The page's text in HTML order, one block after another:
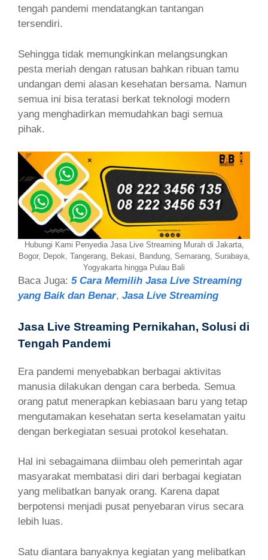
tengah pandemi mendatangkan tantangan
tersendiri.
Sehingga tidak memungkinkan melangsungkan
pesta meriah dengan ratusan bahkan ribuan tamu
undangan demi alasan kesehatan bersama. Namun
semua ini bisa teratasi berkat teknologi modern
yang menghadirkan memudahkan bagi semua
pihak.
Hubungi Kami Penyedia Jasa Live Streaming Murah di Jakarta,
Bogor, Depok, Tangerang, Bekasi, Bandung, Semarang, Surabaya,
Yogyakarta hingga Pulau Bali
Baca Juga: 5 Cara Memilih Jasa Live Streaming
yang Baik dan Benar, Jasa Live Streaming
Jasa Live Streaming Pernikahan, Solusi di
Tengah Pandemi
Era pandemi menyebabkan berbagai aktivitas
manusia dilakukan dengan cara berbeda. Semua
orang patut menerapkan kebiasaan baru yang tetap
mengutamakan kesehatan serta keselamatan yaitu
dengan berkegiatan sesuai protokol kesehatan.
Hal ini sebagaimana diimbau oleh pemerintah agar
masyarakat membatasi diri dari berbagai kegiatan
yang melibatkan banyak orang. Karena dapat
berpotensi menjadi pusat penyebaran virus secara
lebih luas.
Satu diantara banyaknya kegiatan yang melibatkan